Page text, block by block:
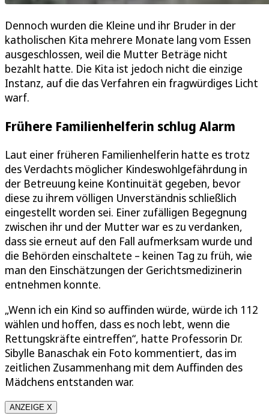
Dennoch wurden die Kleine und ihr Bruder in der
katholischen Kita mehrere Monate lang vom Essen
ausgeschlossen, weil die Mutter Beträge nicht
bezahlt hatte. Die Kita ist jedoch nicht die einzige
Instanz, auf die das Verfahren ein fragwürdiges Licht
warf.
Frühere Familienhelferin schlug Alarm
Laut einer früheren Familienhelferin hatte es trotz
des Verdachts möglicher Kindeswohlgefährdung in
der Betreuung keine Kontinuität gegeben, bevor
diese zu ihrem völligen Unverständnis schließlich
eingestellt worden sei. Einer zufälligen Begegnung
zwischen ihr und der Mutter war es zu verdanken,
dass sie erneut auf den Fall aufmerksam wurde und
die Behörden einschaltete – keinen Tag zu früh, wie
man den Einschätzungen der Gerichtsmedizinerin
entnehmen konnte.
„Wenn ich ein Kind so auffinden würde, würde ich 112
wählen und hoffen, dass es noch lebt, wenn die
Rettungskräfte eintreffen“, hatte Professorin Dr.
Sibylle Banaschak ein Foto kommentiert, das im
zeitlichen Zusammenhang mit dem Auffinden des
Mädchens entstanden war.
ANZEIGE X